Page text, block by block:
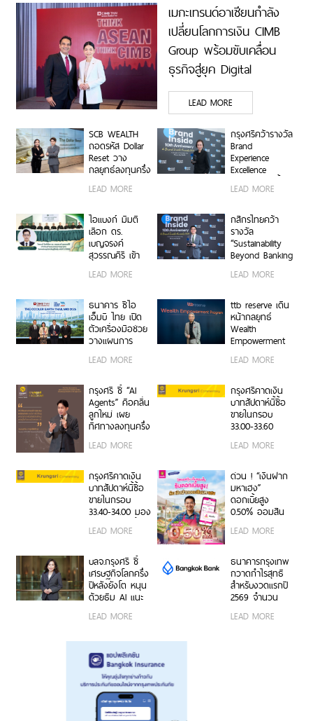
เมกะเทรนด์อาเซียนกำลัง
เปลี่ยนโลกการเงิน CIMB
Group พร้อมขับเคลื่อน
ธุรกิจสู่ยุค Digital
Economy ด้วยทีม
Industry Specialists เชื่อม
องค์ความรู้ โอกาสทาง
ธุรกิจ และเครือการลงทุน
เสริมแกร่งธุรกิจ Data
Center และ Supply Chain
ASEAN, THINK CIMB
LEAD MORE
SCB WEALTH
ถอดรหัส Dollar
Reset วาง
กลยุทธ์ลงทุนครึ่ง
สหรัฐฯ-ตลาดเกิด
ระยะสั้น-กลาง
เสริมพอร์ตแกร่ง
LEAD MORE
กรุงศรีคว้ารางวัล
Brand
Experience
Excellence
Award ตอกย้ำ
คำมั่นสัญญา
ได้ทุกวัน”
LEAD MORE
ไอแบงก์ มีมติ
เลือก ดร.
เบญจรงค์
สุวรรณคีรี เข้า
กรรมการ
LEAD MORE
กสิกรไทยคว้า
รางวัล
“Sustainability
Beyond Banking
เคลื่อนภาคธุรกิจ
และการเติบโต
อย่างยั่งยืน
LEAD MORE
ธนาคาร ซีไอ
เอ็มบี ไทย เปิด
ตัวเครื่องมือช่วย
วางแผนการ
สภาพภูมิอากาศ
Cooler Earth
Thailand 2026
LEAD MORE
ttb reserve เดิน
หน้ากลยุทธ์
Wealth
Empowerment
Program สร้าง
สานต่อความ
สำเร็จครอบครัว
จากรุ่นสู่รุ่น
LEAD MORE
กรุงศรี ชี้ “AI
Agents” คือคลื่น
ลูกใหม่ เผย
ทิศทางลงทุนครึ่ง
สูตรจัดพอร์ต
รับมือความไม่
แน่นอนเศรษฐกิจ
โลก
LEAD MORE
กรุงศรีคาดเงิน
บาทสัปดาห์นี้ซื้อ
ขายในกรอบ
33.00-33.60
งานสหรัฐฯ
LEAD MORE
กรุงศรีคาดเงิน
บาทสัปดาห์นี้ซื้อ
ขายในกรอบ
33.40-34.00 มอง
เฟดคงดอกเบี้ย
LEAD MORE
ด่วน ! “เงินฝาก
มหาเฮง”
ดอกเบี้ยสูง
0.50% ออมสิน
เปลี่ยนยอดขาย
อัตโนมัติ
LEAD MORE
บลจ.กรุงศรี ชี้
เศรษฐกิจโลกครึ่ง
ปีหลังยังโต หนุน
ด้วยธีม AI แนะ
หุ้นเชิงรับเพิ่ม
LEAD MORE
ธนาคารกรุงเทพ
กวาดกำไรสุทธิ
สำหรับงวดแรกปี
2569 จำนวน
LEAD MORE